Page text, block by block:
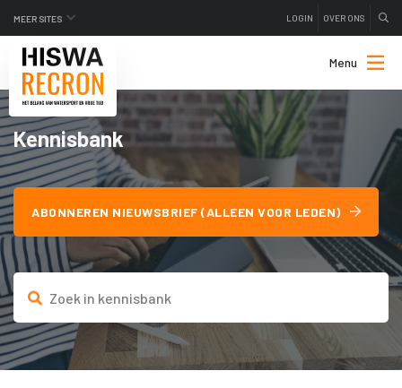
MEER SITES LOGIN OVER ONS
Menu
Kennisbank
ABONNEREN NIEUWSBRIEF (ALLEEN VOOR LEDEN)